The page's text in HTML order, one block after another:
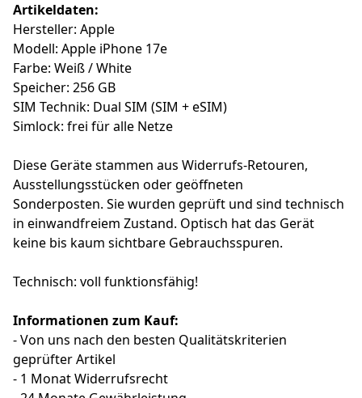
Artikeldaten:
Hersteller: Apple
Modell: Apple iPhone 17e
Farbe: Weiß / White
Speicher: 256 GB
SIM Technik: Dual SIM (SIM + eSIM)
Simlock: frei für alle Netze
Diese Geräte stammen aus Widerrufs-Retouren,
Ausstellungsstücken oder geöffneten
Sonderposten. Sie wurden geprüft und sind technisch
in einwandfreiem Zustand. Optisch hat das Gerät
keine bis kaum sichtbare Gebrauchsspuren.
Technisch: voll funktionsfähig!
Informationen zum Kauf:
- Von uns nach den besten Qualitätskriterien
geprüfter Artikel
- 1 Monat Widerrufsrecht